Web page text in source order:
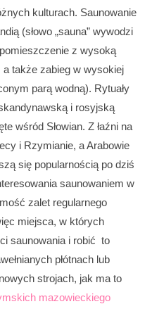
kulturach. Saunowanie
(słowo „sauna” wywodzi
z wysoką
także zabieg w wysokiej
parą wodną). Rytuały
i rosyjską
wśród Słowian. Z łaźni na
i Rzymianie, a Arabowie
się popularnością po dziś
saunowaniem w
zalet regularnego
miejsca, w których
saunowania i robić to
płótnach lub
strojach, jak ma to
mazowieckiego